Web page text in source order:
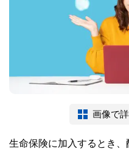
画像で
生命保険に加入するとき